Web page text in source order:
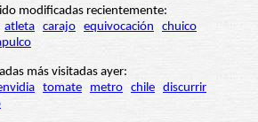
modificadas recientemente:
atleta carajo equivocación
chuico
más visitadas ayer:
tomate metro chile discurrir